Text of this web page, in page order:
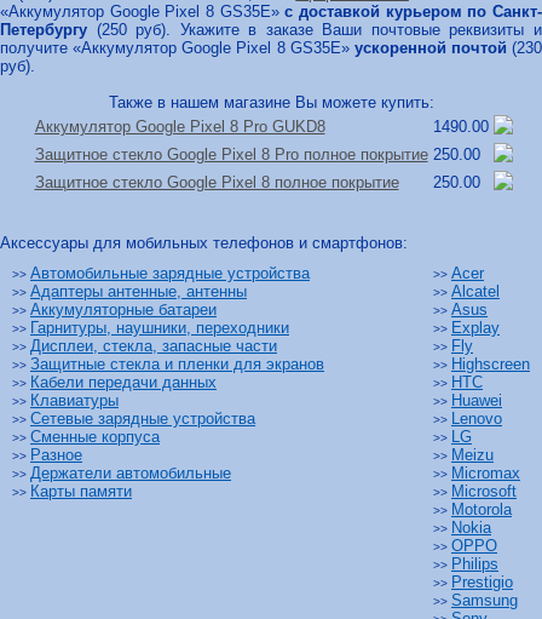
«Аккумулятор Google Pixel 8 GS35E»с доставкой курьером по Санкт-
Петербургу (250 руб). Укажите в заказе Ваши почтовые реквизиты и
получите «Аккумулятор Google Pixel 8 GS35E» ускоренной почтой (230
руб).
Также в нашем магазине Вы можете купить:
Аккумулятор Google Pixel 8 Pro GUKD8
1490.00
Защитное стекло Google Pixel 8 Pro полное покрытие 250.00
Защитное стекло Google Pixel 8 полное покрытие
250.00
Аксессуары для мобильных телефонов и смартфонов:
>> Автомобильные зарядные устройства
>> Адаптеры антенные, антенны
>> Аккумуляторные батареи
>> Гарнитуры, наушники, переходники
>> Дисплеи, стекла, запасные части
>> Защитные стекла и пленки для экранов
>> Кабели передачи данных
>> Клавиатуры
>> Сетевые зарядные устройства
>> Сменные корпуса
>> Разное
>> Держатели автомобильные
>> Карты памяти
>> Acer
>> Alcatel
>> Asus
>> Explay
>> Fly
>> Highscreen
>> HTC
>> Huawei
>> Lenovo
>> LG
>> Meizu
>> Micromax
>> Microsoft
>> Motorola
>> Nokia
>> OPPO
>> Philips
>> Prestigio
>> Samsung